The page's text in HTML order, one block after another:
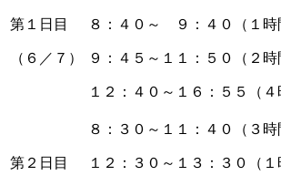
第１日目
（６／７）
８：４０～ ９：４０（１時
９：４５～１１：５０（２時
１２：４０～１６：５５（４
第２日目
８：３０～１１：４０（３時
１２：３０～１３：３０（１